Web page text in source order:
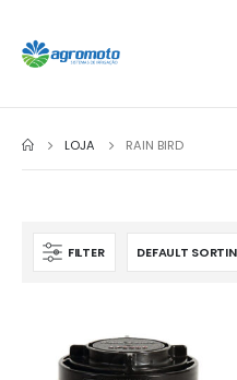
LOJA RAIN BIRD
FILTER